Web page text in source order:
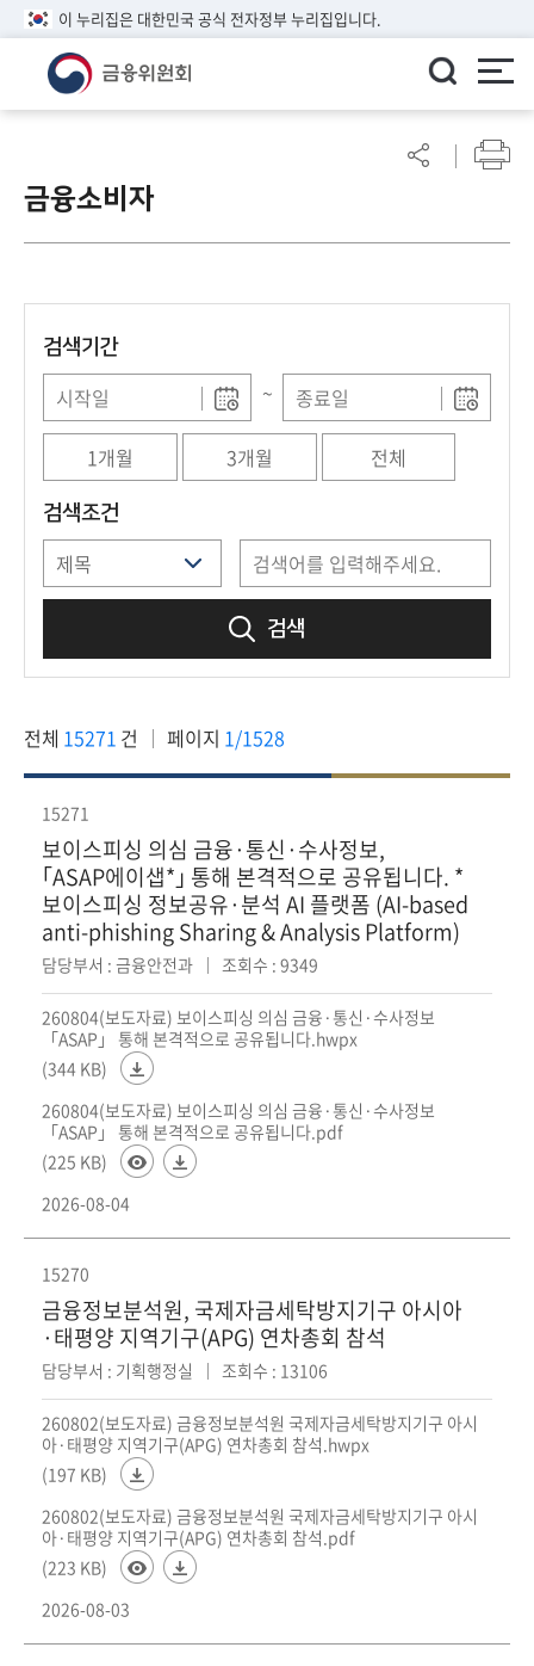
이 누리집은 대한민국 공식 전자정부 누리집입니다.
린
이알
개
융
위
금융소비자
검색기간
~
1개월 3개월 전체
검색조건
검색
전체 15271 건 페이지 1/1528
15271
보이스피싱 의심 금융·통신·수사정보,
｢ASAP에이샙*｣ 통해 본격적으로 공유됩니다. *
보이스피싱 정보공유·분석 AI 플랫폼 (AI-based
anti-phishing Sharing & Analysis Platform)
담당부서 : 금융안전과 조회수 : 9349
260804(보도자료) 보이스피싱 의심 금융·통신·수사정보
「ASAP」 통해 본격적으로 공유됩니다.hwpx
(344 KB)
260804(보도자료) 보이스피싱 의심 금융·통신·수사정보
「ASAP」 통해 본격적으로 공유됩니다.pdf
(225 KB)
2026-08-04
15270
금융정보분석원, 국제자금세탁방지기구 아시아
·태평양 지역기구(APG) 연차총회 참석
담당부서 : 기획행정실 조회수 : 13106
260802(보도자료) 금융정보분석원 국제자금세탁방지기구 아시
아·태평양 지역기구(APG) 연차총회 참석.hwpx
(197 KB)
260802(보도자료) 금융정보분석원 국제자금세탁방지기구 아시
아·태평양 지역기구(APG) 연차총회 참석.pdf
(223 KB)
2026-08-03